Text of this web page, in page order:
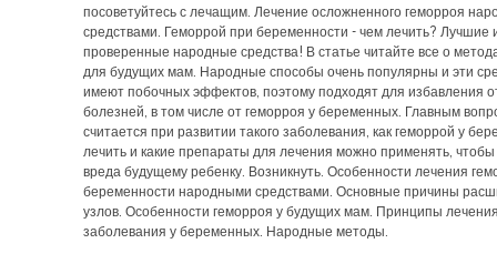
посоветуйтесь с лечащим. Лечение осложненного геморроя
средствами. Геморрой при беременности - чем лечить? Лучшие
проверенные народные средства! В статье читайте все о
для будущих мам. Народные способы очень популярны и эти
имеют побочных эффектов, поэтому подходят для избавления
болезней, в том числе от геморроя у беременных. Главным
считается при развитии такого заболевания, как геморрой у
лечить и какие препараты для лечения можно применять,
вреда будущему ребенку. Возникнуть. Особенности лечения
беременности народными средствами. Основные причины
узлов. Особенности геморроя у будущих мам. Принципы
заболевания у беременных. Народные методы.